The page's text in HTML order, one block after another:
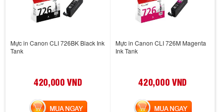
Mực in Canon CLI 726BK Black Ink
Tank
420,000 VND
MUA NGAY
Mực in Canon CLI 726M Magenta
Ink Tank
420,000 VND
MUA NGAY